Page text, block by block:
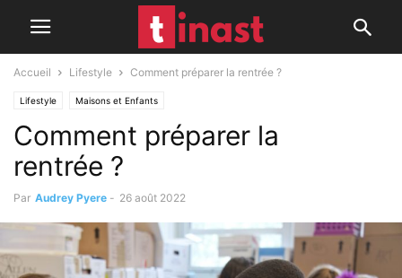
Accueil Lifestyle Comment préparer la rentrée ?
Lifestyle Maisons et Enfants
Comment préparer la
rentrée ?
Par Audrey Pyere - 26 août 2022